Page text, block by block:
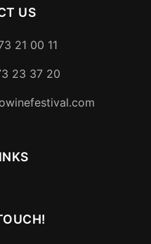
US
21 00 11
23 37 20